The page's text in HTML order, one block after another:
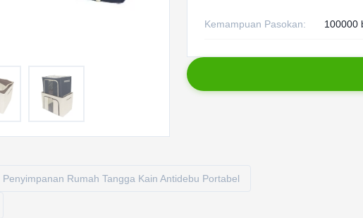
Kemampuan Pasokan: 100000
Penyimpanan Rumah Tangga Kain Antidebu Portabel